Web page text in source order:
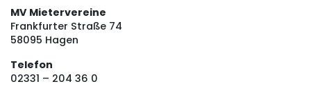
MV Mietervereine
Frankfurter Straße 74
58095 Hagen
Telefon
02331 – 204 36 0